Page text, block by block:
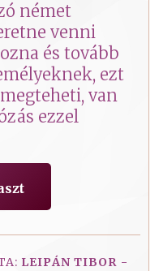
német
venni
és tovább
ezt
van
ezzel
LEIPÁN TIBOR -